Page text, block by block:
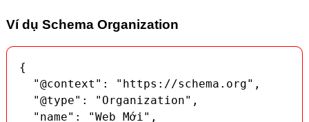
Ví dụ Schema Organization
{